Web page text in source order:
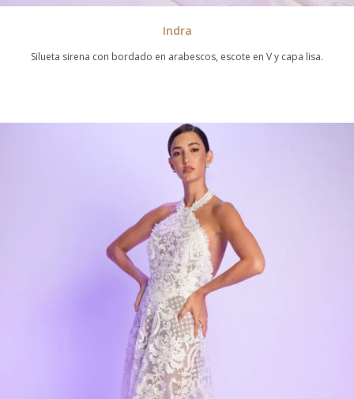
Indra
Silueta sirena con bordado en arabescos, escote en V y capa lisa.